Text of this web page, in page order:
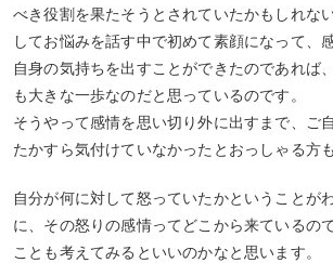
べき役割を果たそうとされていたかもしれな
してお悩みを話す中で初めて素顔になって、
自身の気持ちを出すことができたのであれば
も大きな一歩なのだと思っているのです。
そうやって感情を思い切り外に出すまで、ご
たかすら気付けていなかったとおっしゃる方
自分が何に対して怒っていたかということが
に、その怒りの感情ってどこから来ているの
ことも考えてみるといいのかなと思います。